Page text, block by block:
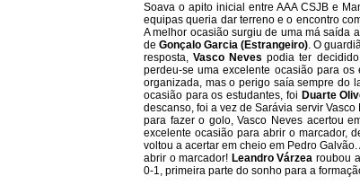
Soava o apito inicial entre AAA CSJB e
equipas queria dar terreno e o encontro
A melhor ocasião surgiu de uma má saída
deGonçalo Garcia (Estrangeiro). O
resposta,Vasco Neves podia ter
perdeu-se uma excelente ocasião para
organizada, mas o perigo saía sempre do
ocasião para os estudantes, foi Duarte
descanso, foi a vez de Sarávia servir
para fazer o golo, Vasco Neves acertou
excelente ocasião para abrir o marcador,
voltou a acertar em cheio em Pedro
abrir o marcador! Leandro Várzea roubou
0-1, primeira parte do sonho para a